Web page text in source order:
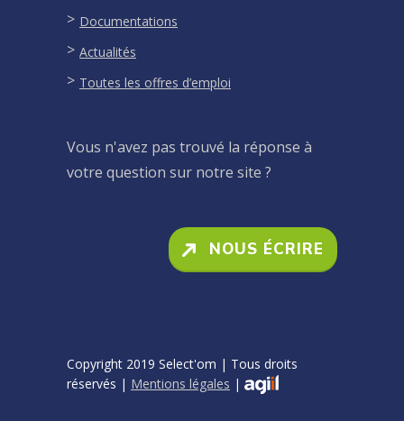
Documentations
Actualités
Toutes les offres d’emploi
Vous n'avez pas trouvé la réponse à
votre question sur notre site ?
NOUS ÉCRIRE
Copyright 2019 Select'om | Tous droits
réservés | Mentions légales |